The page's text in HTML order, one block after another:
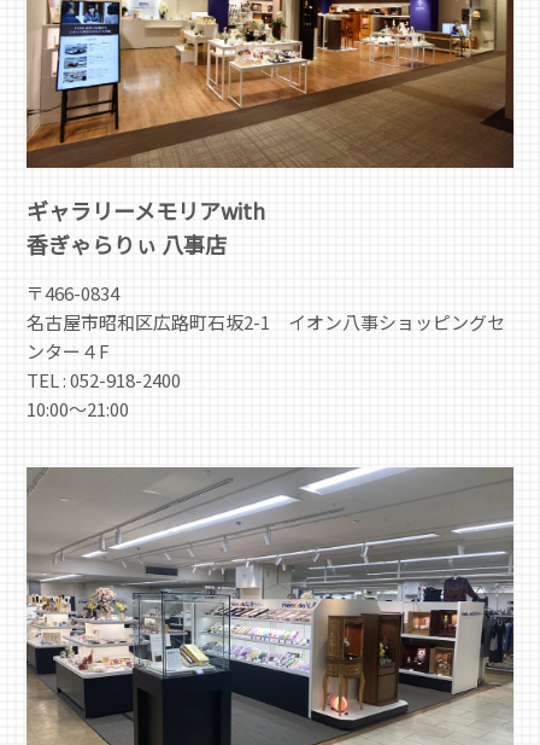
ギャラリーメモリアwith
香ぎゃらりぃ 八事店
〒466-0834
名古屋市昭和区広路町石坂2-1 イオン八事ショッピングセ
ンター４F
TEL : 052-918-2400
10:00～21:00